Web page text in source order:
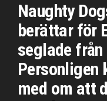
Naughty
berättar för
seglade från
Personligen
med om att